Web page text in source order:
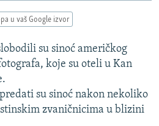
u vaš Google izvor
su sinoć američkog
koje su oteli u Kan
su sinoć nakon nekoliko
zvaničnicima u blizini